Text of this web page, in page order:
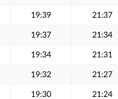
19:39 21:37
19:37 21:34
19:34 21:31
19:32 21:27
19:30 21:24